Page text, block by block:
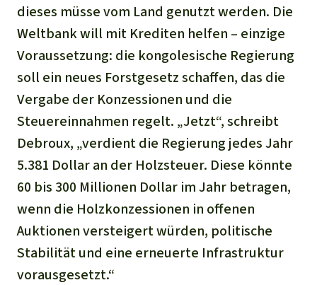
dieses müsse vom Land genutzt werden. Die
Weltbank will mit Krediten helfen – einzige
Voraussetzung: die kongolesische Regierung
soll ein neues Forstgesetz schaffen, das die
Vergabe der Konzessionen und die
Steuereinnahmen regelt. „Jetzt“, schreibt
Debroux, „verdient die Regierung jedes Jahr
5.381 Dollar an der Holzsteuer. Diese könnte
60 bis 300 Millionen Dollar im Jahr betragen,
wenn die Holzkonzessionen in offenen
Auktionen versteigert würden, politische
Stabilität und eine erneuerte Infrastruktur
vorausgesetzt.“